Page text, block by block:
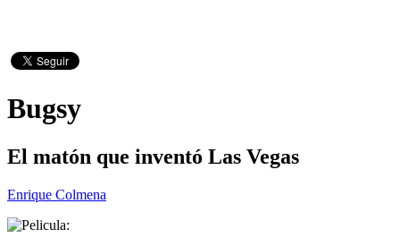
Bugsy
El matón que inventó Las Vegas
Enrique Colmena